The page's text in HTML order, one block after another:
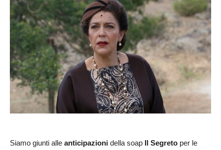
Siamo giunti alle anticipazioni della soap Il Segreto per le